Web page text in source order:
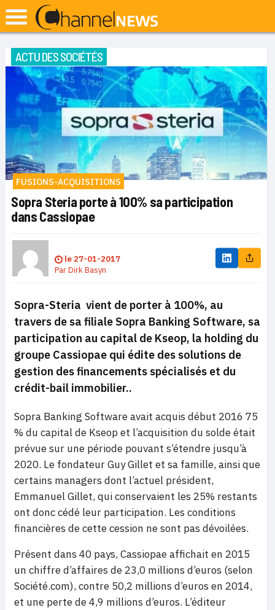
ACTU DES SOCIÉTÉS
FUSIONS-ACQUISITIONS
Sopra Steria porte à 100% sa participation
dans Cassiopae
le 27-01-2017
ParDirk Basyn
Sopra-Steria vient de porter à 100%, au
travers de sa filiale Sopra Banking Software, sa
participation au capital de Kseop, la holding du
groupe Cassiopae qui édite des solutions de
gestion des financements spécialisés et du
crédit-bail immobilier..
Sopra Banking Software avait acquis début 2016 75
% du capital de Kseop et l’acquisition du solde était
prévue sur une période pouvant s’étendre jusqu’à
2020. Le fondateur Guy Gillet et sa famille, ainsi que
certains managers dont l’actuel président,
Emmanuel Gillet, qui conservaient les 25% restants
ont donc cédé leur participation. Les conditions
financières de cette cession ne sont pas dévoilées.
Présent dans 40 pays, Cassiopae affichait en 2015
un chiffre d’affaires de 23,0 millions d’euros (selon
Société.com), contre 50,2 millions d’euros en 2014,
et une perte de 4,9 millions d’euros. L’éditeur